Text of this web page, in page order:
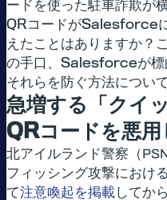
ードを使った駐車詐欺が
QRコードがSalesforce
えたことはありますか？
の手口、Salesforceが標
それらを防ぐ方法につい
急増する「クイ
QRコードを悪用
北アイルランド警察（
フィッシング攻撃におけ
て注意喚起を掲載してか